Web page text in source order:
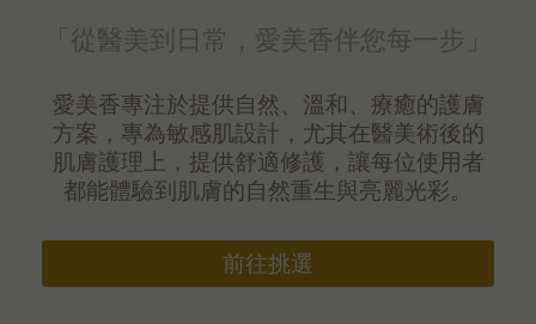
「從醫美到日常，愛美香伴您每一步」
愛美香專注於提供自然、溫和、療癒的護膚
方案，專為敏感肌設計，尤其在醫美術後的
肌膚護理上，提供舒適修護，讓每位使用者
都能體驗到肌膚的自然重生與亮麗光彩。
前往挑選